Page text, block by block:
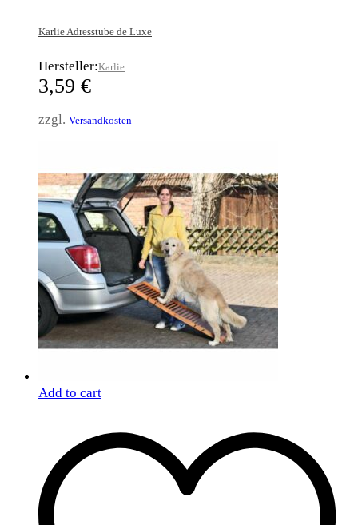
Karlie Adresstube de Luxe
Hersteller:Karlie
3,59 €
zzgl. Versandkosten
Add to cart